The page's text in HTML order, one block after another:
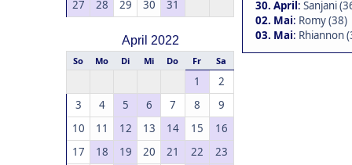
27
28 29 30 31
April 2022
So Mo Di Mi Do Fr Sa
1
2
3
4 5 6 7 8
9
10
11 12 13 14 15
16
17
18 19 20 21 22
23
30. April: Sanjani
02. Mai: Romy (38)
03. Mai: Rhiannon